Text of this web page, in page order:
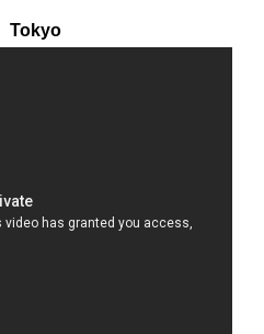
Tokyo